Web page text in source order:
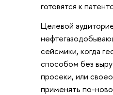
готовятся к
Целевой
сейсмики, когда
способом без
просеки, или
применять по-